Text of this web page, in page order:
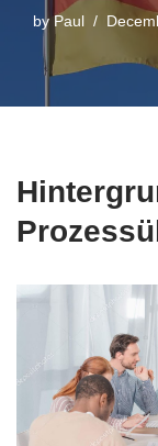
byPaul